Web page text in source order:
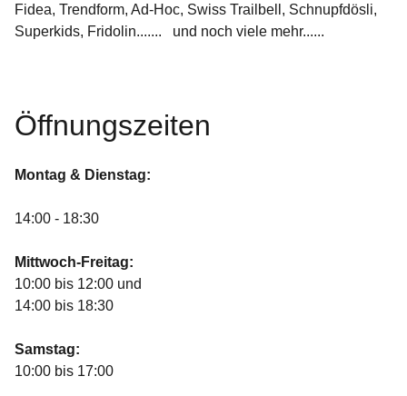
Fidea, Trendform, Ad-Hoc, Swiss Trailbell, Schnupfdösli,
Superkids, Fridolin....... und noch viele mehr......
Öffnungszeiten
Montag & Dienstag:
14:00 - 18:30
Mittwoch-Freitag:
10:00 bis 12:00 und
14:00 bis 18:30
Samstag:
10:00 bis 17:00